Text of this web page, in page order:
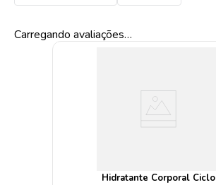
Carregando avaliações…
Hidratante Corporal Ciclo